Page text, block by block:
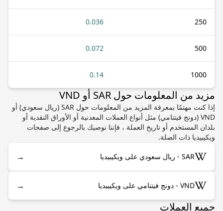
250
0.036
500
0.072
1000
0.14
مزيد من المعلومات حول SAR أو VND
إذا كنت مهتمًا بمعرفة المزيد من المعلومات حول SAR (ريال سعودي) أو
VND (دونج فيتنامي) مثل أنواع العملات المعدنية أو الأوراق النقدية أو
بلدان المستخدم أو تاريخ العملة ، فإننا نوصيك بالرجوع إلى صفحات
ويكيبيديا ذات الصلة.
SAR - ريال سعودي على ويكيبيديا →
VND - دونج فيتنامي على ويكيبيديا →
جميع العملات